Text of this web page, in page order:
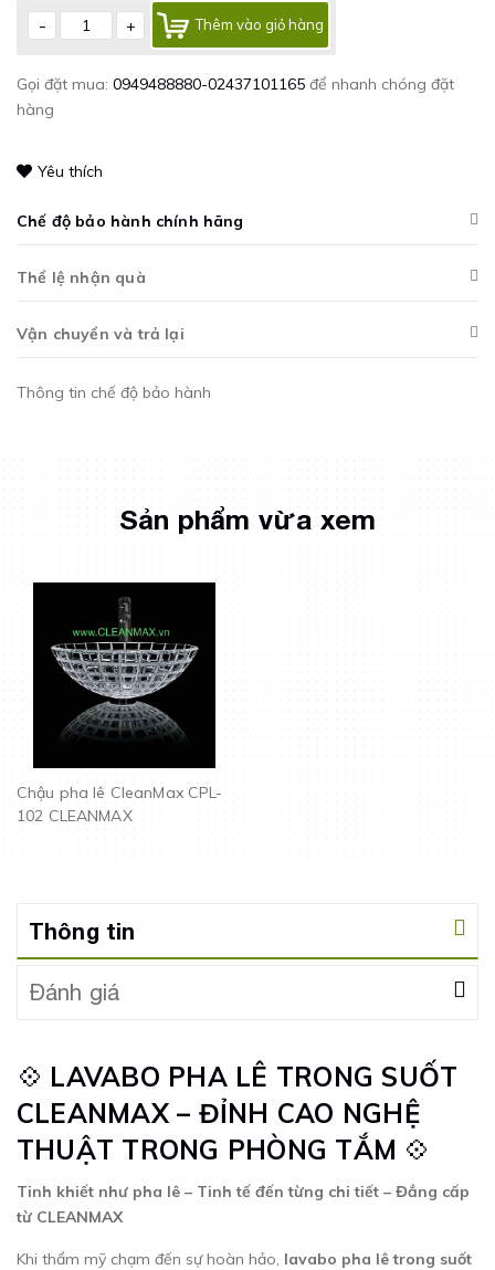
- + Thêm vào giỏ hàng
Gọi đặt mua: 0949488880-02437101165 để nhanh chóng đặt
hàng
Yêu thích
Chế độ bảo hành chính hãng
Thể lệ nhận quà
Vận chuyển và trả lại
Thông tin chế độ bảo hành
Sản phẩm vừa xem
Chậu pha lê CleanMax CPL-
102 CLEANMAX
Thông tin
Đánh giá
💠 LAVABO PHA LÊ TRONG SUỐT
CLEANMAX – ĐỈNH CAO NGHỆ
THUẬT TRONG PHÒNG TẮM 💠
Tinh khiết như pha lê – Tinh tế đến từng chi tiết – Đẳng cấp
từ CLEANMAX
Khi thẩm mỹ chạm đến sự hoàn hảo, lavabo pha lê trong suốt